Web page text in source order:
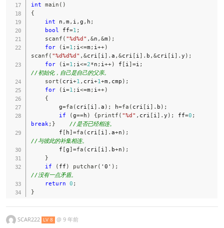
int main ( )
{
int n , m , i , g , h ;
bool
ff=1 ;
scanf ( "%d%d" , &n , &m ) ;
for
( i =1 ; i <=m ; i ++)
scanf ( "%d%d%d" , &cri [ i ] . a , &cri [ i ] . b , &cri [ i ] . y ) ;
for
( i =1 ; i <=2*n ; i ++) f [ i ]=i ;
//初始化，自己是自己的父亲。
sort ( cri +1 , cri +1+m , cmp ) ;
for
( i =1 ; i <=m ; i ++)
{
        g
=fa ( cri [ i ] . a ) ; h=fa ( cri [ i ] . b ) ;
if
(g==h ) {printf ( "%d" , cri [ i ] . y ) ; ff=0 ;
break ; }
//是否已经相连。
        f
[ h]=fa ( cri [ i ] . a+n ) ;
//与彼此的补集相连。
        f
[g]=fa ( cri [ i ] . b+n ) ;
}
if
( ff ) putchar( '0' ) ;
//没有一点矛盾。
return 0 ;
}
SCAR222 LV 8 @ 9 年前